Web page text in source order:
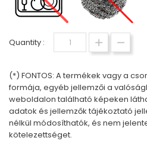
Quantity :
(*) FONTOS: A termékek vagy a
formája, egyéb jellemzői a
weboldalon található képeken
adatok és jellemzők tájékoztató
nélkül módosíthatók, és nem
kötelezettséget.